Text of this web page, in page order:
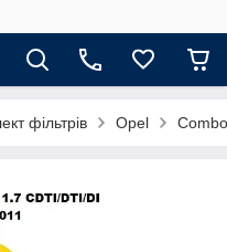
фільтрів Opel